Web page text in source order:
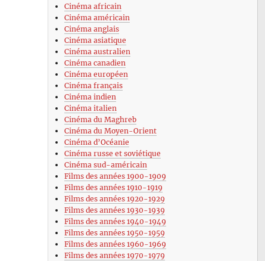
Cinéma africain
Cinéma américain
Cinéma anglais
Cinéma asiatique
Cinéma australien
Cinéma canadien
Cinéma européen
Cinéma français
Cinéma indien
Cinéma italien
Cinéma du Maghreb
Cinéma du Moyen-Orient
Cinéma d’Océanie
Cinéma russe et soviétique
Cinéma sud-américain
Films des années 1900-1909
Films des années 1910-1919
Films des années 1920-1929
Films des années 1930-1939
Films des années 1940-1949
Films des années 1950-1959
Films des années 1960-1969
Films des années 1970-1979